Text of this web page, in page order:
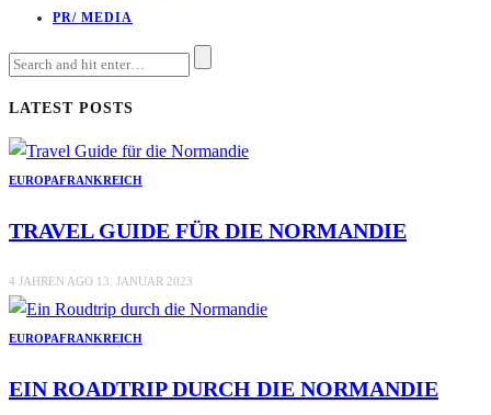
PR/ MEDIA
LATEST POSTS
EUROPAFRANKREICH
TRAVEL GUIDE FÜR DIE NORMANDIE
4 JAHREN AGO 13. JANUAR 2023
EUROPAFRANKREICH
EIN ROADTRIP DURCH DIE NORMANDIE